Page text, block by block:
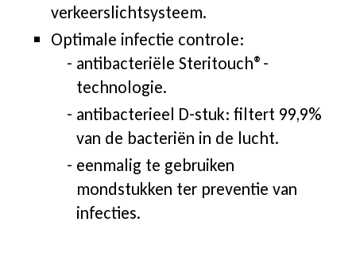
verkeerslichtsysteem.
Optimale infectie controle:
antibacteriële Steritouch®-
technologie.
antibacterieel D-stuk: filtert 99,9%
van de bacteriën in de lucht.
eenmalig te gebruiken
mondstukken ter preventie van
infecties.